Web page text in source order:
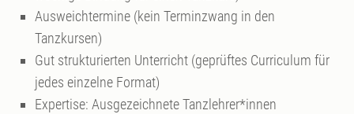
Ausweichtermine (kein Terminzwang in den
Tanzkursen)
Gut strukturierten Unterricht (geprüftes Curriculum für
jedes einzelne Format)
Expertise: Ausgezeichnete Tanzlehrer*innen